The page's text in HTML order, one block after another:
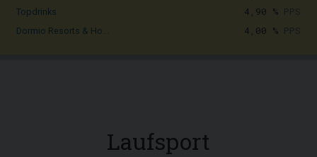
Topdrinks 4,90 %
Dormio Resorts & Ho... 4,00 %
Laufsport